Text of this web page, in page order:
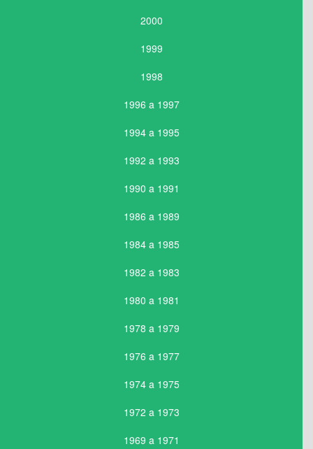
2000
1999
1998
1996 a 1997
1994 a 1995
1992 a 1993
1990 a 1991
1986 a 1989
1984 a 1985
1982 a 1983
1980 a 1981
1978 a 1979
1976 a 1977
1974 a 1975
1972 a 1973
1969 a 1971